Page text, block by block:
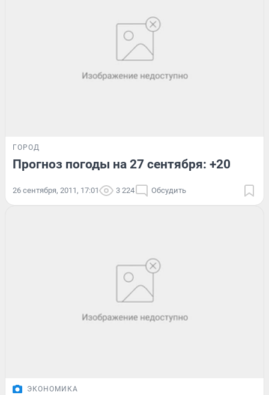
ГОРОД
Прогноз погоды на 27 сентября: +20
26 сентября, 2011, 17:01 3 224 Обсудить
ЭКОНОМИКА